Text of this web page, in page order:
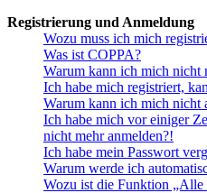
Registrierung und Anmeldung
Wozu muss ich mich
Was ist COPPA?
Warum kann ich mich nicht
Ich habe mich registriert,
Warum kann ich mich nicht
Ich habe mich vor einiger
nicht mehr anmelden?!
Ich habe mein Passwort
Warum werde ich
Wozu ist die Funktion „Alle